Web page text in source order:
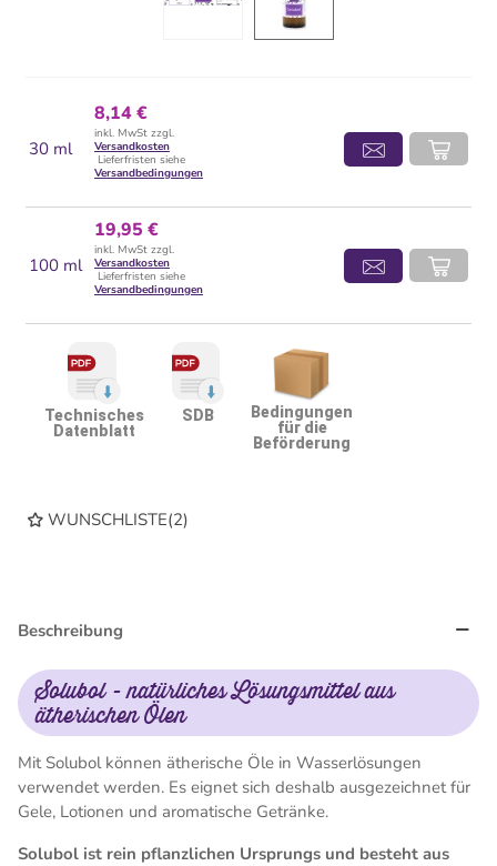
30 ml
8,14 €
inkl. MwSt zzgl.
Versandkosten
Lieferfristen siehe
Versandbedingungen
100 ml
19,95 €
inkl. MwSt zzgl.
Versandkosten
Lieferfristen siehe
Versandbedingungen
Technisches
Datenblatt
SDB
Bedingungen
für die
Beförderung
WUNSCHLISTE(2)
Beschreibung
Solubol - natürliches Lösungsmittel aus
ätherischen Ölen
Mit Solubol können ätherische Öle in Wasserlösungen
verwendet werden. Es eignet sich deshalb ausgezeichnet für
Gele, Lotionen und aromatische Getränke.
Solubol ist rein pflanzlichen Ursprungs und besteht aus